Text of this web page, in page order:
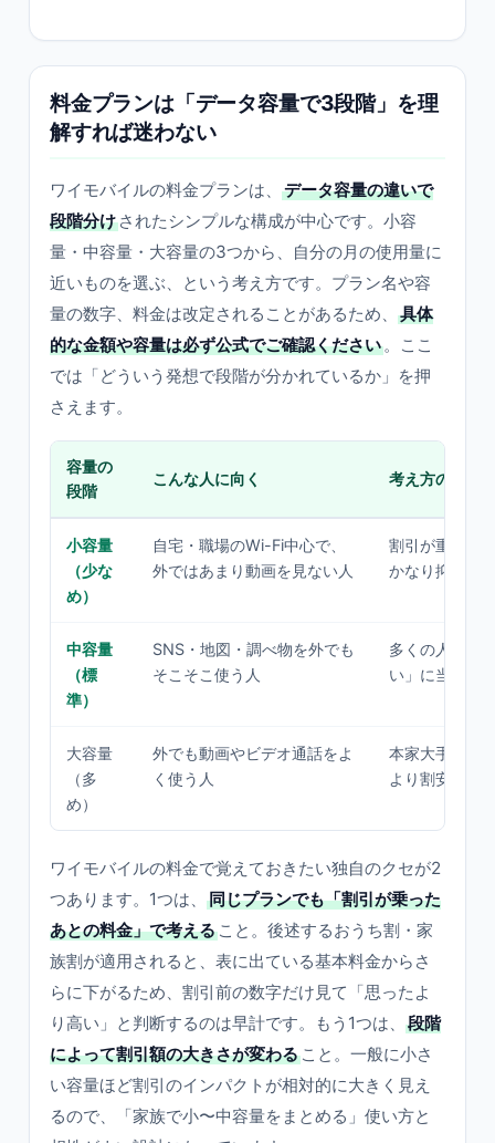
料金プランは「データ容量で3段階」を理
解すれば迷わない
ワイモバイルの料金プランは、
データ容量の違いで
段階分け されたシンプルな構成が中心です。小容
量・中容量・大容量の3つから、自分の月の使用量に
近いものを選ぶ、という考え方です。プラン名や容
量の数字、料金は改定されることがあるため、
具体
的な金額や容量は必ず公式でご確認ください。ここ
では「どういう発想で段階が分かれているか」を押
さえます。
容量の
段階
こんな人に向く 考え方のポイ
小容量
（少な
め）
自宅・職場のWi-Fi中心で、
外ではあまり動画を見ない人
割引が重なる
かなり抑えら
中容量
（標
準）
SNS・地図・調べ物を外でも
そこそこ使う人
多くの人の「
い」に当たり
大容量
（多
め）
外でも動画やビデオ通話をよ
く使う人
本家大手の大
より割安に収
ワイモバイルの料金で覚えておきたい独自のクセが2
つあります。1つは、
同じプランでも「割引が乗った
あとの料金」で考える こと。後述するおうち割・家
族割が適用されると、表に出ている基本料金からさ
らに下がるため、割引前の数字だけ見て「思ったよ
り高い」と判断するのは早計です。もう1つは、
段階
によって割引額の大きさが変わる こと。一般に小さ
い容量ほど割引のインパクトが相対的に大きく見え
るので、「家族で小〜中容量をまとめる」使い方と